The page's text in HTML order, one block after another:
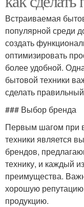
Встраиваемая
популярной среди
создать
оптимизировать
более удобной.
бытовой техники
сделать
### Выбор бренда
Первым шагом при
техники является
брендов,
технику, и каждый
преимущества.
хорошую
продукцию.